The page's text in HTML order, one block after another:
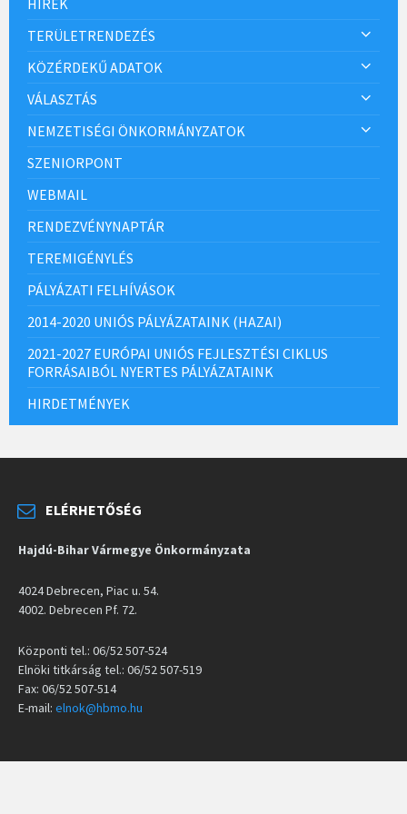
TERÜLETRENDEZÉS
KÖZÉRDEKŰ ADATOK
VÁLASZTÁS
NEMZETISÉGI ÖNKORMÁNYZATOK
SZENIORPONT
WEBMAIL
RENDEZVÉNYNAPTÁR
TEREMIGÉNYLÉS
PÁLYÁZATI FELHÍVÁSOK
2014-2020 UNIÓS PÁLYÁZATAINK (HAZAI)
2021-2027 EURÓPAI UNIÓS FEJLESZTÉSI CIKLUS
FORRÁSAIBÓL NYERTES PÁLYÁZATAINK
HIRDETMÉNYEK
ELÉRHETŐSÉG
Hajdú-Bihar Vármegye Önkormányzata
4024 Debrecen, Piac u. 54.
4002. Debrecen Pf. 72.
Központi tel.: 06/52 507-524
Elnöki titkárság tel.: 06/52 507-519
Fax: 06/52 507-514
E-mail: elnok@hbmo.hu